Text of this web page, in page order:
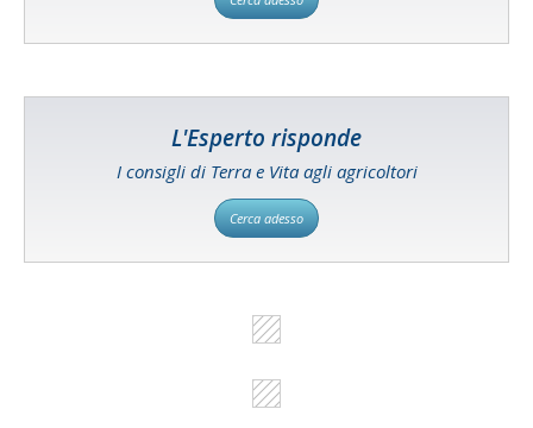
L'Esperto risponde
I consigli di Terra e Vita agli agricoltori
Cerca adesso